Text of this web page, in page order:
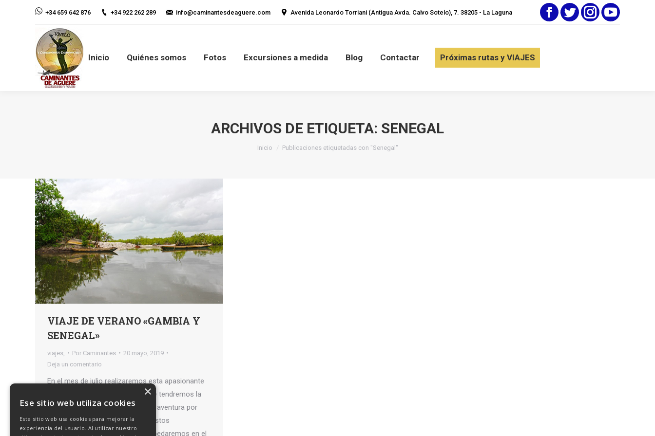
+34 659 642 876 +34 922 262 289 info@caminantesdeaguere.com Avenida Leonardo Torriani (Antigua Avda. Calvo Sotelo), 7. 38205 - La Laguna
FacebookTwitterInstagramYouTube
Inicio Quiénes somos Fotos Excursiones a medida Blog Contactar Próximas rutas y VIAJES
ARCHIVOS DE ETIQUETA: SENEGAL
Estás aquí:
Inicio Publicaciones etiquetadas con "Senegal"
VIAJE DE VERANO «GAMBIA Y
SENEGAL»
viajes, Por Caminantes
20 mayo, 2019
Deja un comentario
En el mes de julio realizaremos esta apasionante
viaje a Gambia y Senegal en el que tendremos la
oportunidad de vivir una auténtica aventura por
África y descubrir el encanto de estos
impresionantes lugares. Nos hospedaremos en el
Ese sitio web utiliza cookies
Este sitio web usa cookies para mejorar la
experiencia del usuario. Al utilizar nuestro
×